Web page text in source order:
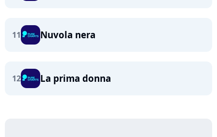
11 Nuvola nera
12 La prima donna